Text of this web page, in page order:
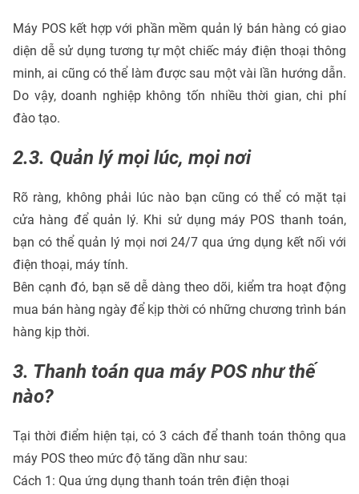
Máy POS kết hợp với phần mềm quản lý bán hàng có giao
diện dễ sử dụng tương tự một chiếc máy điện thoại thông
minh, ai cũng có thể làm được sau một vài lần hướng dẫn.
Do vậy, doanh nghiệp không tốn nhiều thời gian, chi phí
đào tạo.
2.3. Quản lý mọi lúc, mọi nơi
Rõ ràng, không phải lúc nào bạn cũng có thể có mặt tại
cửa hàng để quản lý. Khi sử dụng máy POS thanh toán,
bạn có thể quản lý mọi nơi 24/7 qua ứng dụng kết nối với
điện thoại, máy tính.
Bên cạnh đó, bạn sẽ dễ dàng theo dõi, kiểm tra hoạt động
mua bán hàng ngày để kịp thời có những chương trình bán
hàng kịp thời.
3. Thanh toán qua máy POS như thế
nào?
Tại thời điểm hiện tại, có 3 cách để thanh toán thông qua
máy POS theo mức độ tăng dần như sau:
Cách 1: Qua ứng dụng thanh toán trên điện thoại